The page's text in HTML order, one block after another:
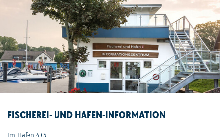
FISCHEREI- UND HAFEN-INFORMATION
Im Hafen 4+5